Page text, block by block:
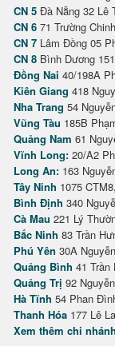
CN 5 Đà Nẵng 32 Lê
CN 6 71 Trường
CN 7 Lâm Đồng 05
CN 8 Bình Dương
Đồng Nai 40/198A
Kiên Giang 418
Nha Trang 54
Vũng Tàu 185B
Quảng Nam 61
Vĩnh Long: 20/A2
Long An: 163
Tây Ninh 1075
Bình Định 340
Cà Mau 221 Lý
Bắc Ninh 83 Trần
Phú Yên 30A
Quảng Bình 41
Quảng Trị 92
Hà Tĩnh 54 Phan
Thanh Hóa 177 Lê
Xem thêm chi